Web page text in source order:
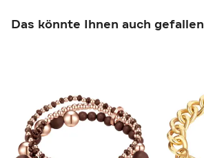
Das könnte Ihnen auch gefallen